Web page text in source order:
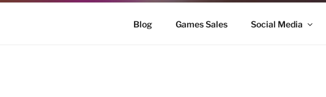
Blog Games Sales Social Media